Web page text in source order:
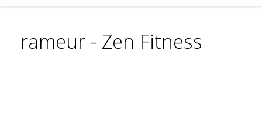
rameur - Zen Fitness